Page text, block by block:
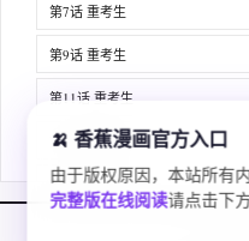
第7话 重考生
第9话 重考生
第11话 重考生
第13话 重考生
第15话 重考生
🍌 香蕉漫画官方入口
由于版权原因，本站所有
完整版在线阅读请点击下